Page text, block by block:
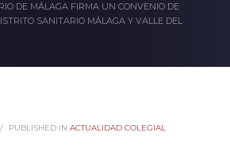
DE MÁLAGA FIRMA UN CONVENIO DE
SANITARIO MÁLAGA Y VALLE DEL
/ PUBLISHED IN ACTUALIDAD COLEGIAL